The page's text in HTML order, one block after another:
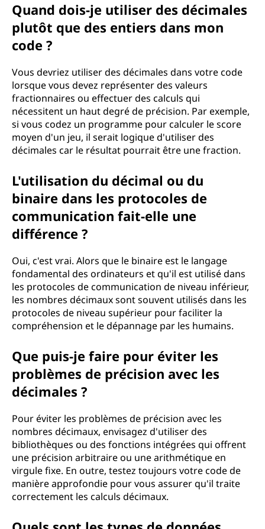
Quand dois-je utiliser des décimales
plutôt que des entiers dans mon
code ?
Vous devriez utiliser des décimales dans votre code
lorsque vous devez représenter des valeurs
fractionnaires ou effectuer des calculs qui
nécessitent un haut degré de précision. Par exemple,
si vous codez un programme pour calculer le score
moyen d'un jeu, il serait logique d'utiliser des
décimales car le résultat pourrait être une fraction.
L'utilisation du décimal ou du
binaire dans les protocoles de
communication fait-elle une
différence ?
Oui, c'est vrai. Alors que le binaire est le langage
fondamental des ordinateurs et qu'il est utilisé dans
les protocoles de communication de niveau inférieur,
les nombres décimaux sont souvent utilisés dans les
protocoles de niveau supérieur pour faciliter la
compréhension et le dépannage par les humains.
Que puis-je faire pour éviter les
problèmes de précision avec les
décimales ?
Pour éviter les problèmes de précision avec les
nombres décimaux, envisagez d'utiliser des
bibliothèques ou des fonctions intégrées qui offrent
une précision arbitraire ou une arithmétique en
virgule fixe. En outre, testez toujours votre code de
manière approfondie pour vous assurer qu'il traite
correctement les calculs décimaux.